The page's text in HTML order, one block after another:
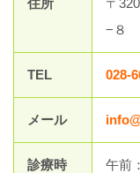
住所
〒
−８
TEL 028-
メール
診療時
午前